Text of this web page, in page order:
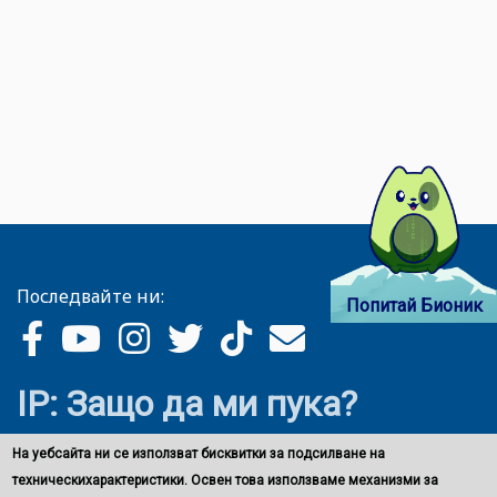
Попитай Бионик
Последвайте ни:
IP: Защо да ми пука?
На уебсайта ни се използват бисквитки за подсилване на
техническихарактеристики. Освен това използваме механизми за